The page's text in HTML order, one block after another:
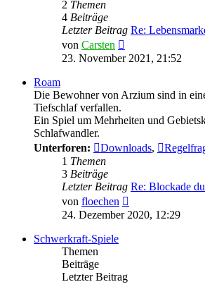
2 Themen
4 Beiträge
Letzter Beitrag Re:
von Carsten
Beitrag
23. November 2021, 21:52
Roam
Die Bewohner von Arzium sind in
Tiefschlaf verfallen.
Ein Spiel um Mehrheiten und
Schlafwandler.
Unterforen:
Downloads,
1 Themen
3 Beiträge
Letzter Beitrag Re: Blockade
von floechen
Beitrag
24. Dezember 2020, 12:29
Schwerkraft-Spiele
Themen
Beiträge
Letzter Beitrag